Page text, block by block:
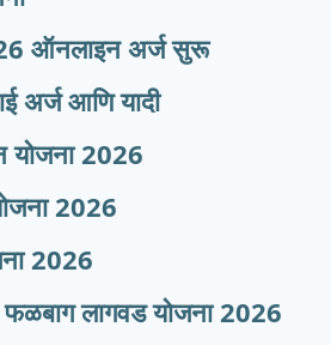
ऑनलाइन अर्ज सुरू
अर्ज आणि यादी
योजना 2026
2026
2026
लागवड योजना 2026